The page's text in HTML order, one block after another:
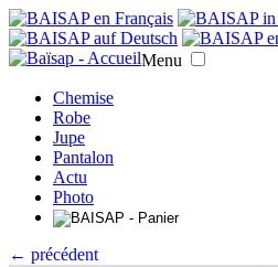
Menu
Chemise
Robe
Jupe
Pantalon
Actu
Photo
← précédent